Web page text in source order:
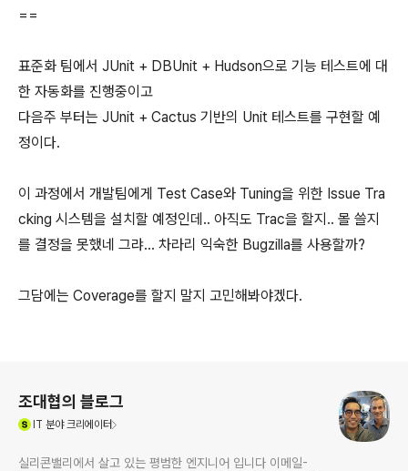
==
표준화 팀에서 JUnit + DBUnit + Hudson으로 기능 테스트에 대
한 자동화를 진행중이고
다음주 부터는 JUnit + Cactus 기반의 Unit 테스트를 구현할 예
정이다.
이 과정에서 개발팀에게 Test Case와 Tuning을 위한 Issue Tra
cking 시스템을 설치할 예정인데.. 아직도 Trac을 할지.. 몰 쓸지
를 결정을 못했네 그랴... 차라리 익숙한 Bugzilla를 사용할까?
그담에는 Coverage를 할지 말지 고민해봐야겠다.
조대협의 블로그
IT 분야 크리에이터
실리콘밸리에서 살고 있는 평범한 엔지니어 입니다 이메일-